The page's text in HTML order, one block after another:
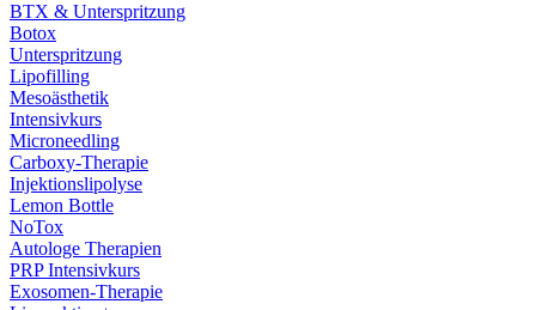
BTX & Unterspritzung
Botox
Unterspritzung
Lipofilling
Mesoästhetik
Intensivkurs
Microneedling
Carboxy-Therapie
Injektionslipolyse
Lemon Bottle
NoTox
Autologe Therapien
PRP Intensivkurs
Exosomen-Therapie